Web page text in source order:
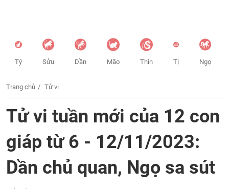
Tý Sửu Dần Mão Thìn Tị Ngọ
Trang chủ Tử vi
Tử vi tuần mới của 12 con
giáp từ 6 - 12/11/2023:
Dần chủ quan, Ngọ sa sút